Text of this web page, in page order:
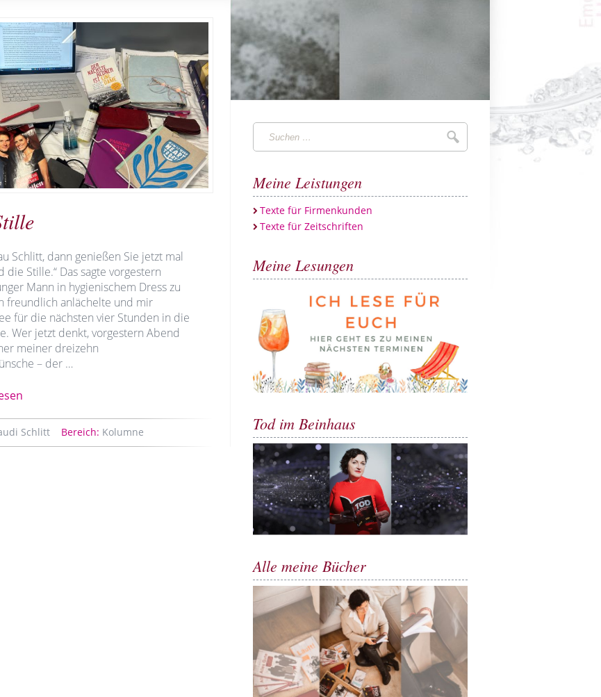
Schlitt, dann genießen Sie jetzt mal
die Stille.“ Das sagte vorgestern
Mann in hygienischem Dress zu
freundlich anlächelte und mir
für die nächsten vier Stunden in die
Wer jetzt denkt, vorgestern Abend
meiner dreizehn
– der …
Schlitt Bereich: Kolumne
Suchen
…
Suchen
Meine Leistungen
Texte für Firmenkunden
Texte für Zeitschriften
Meine Lesungen
Tod im Beinhaus
Alle meine Bücher